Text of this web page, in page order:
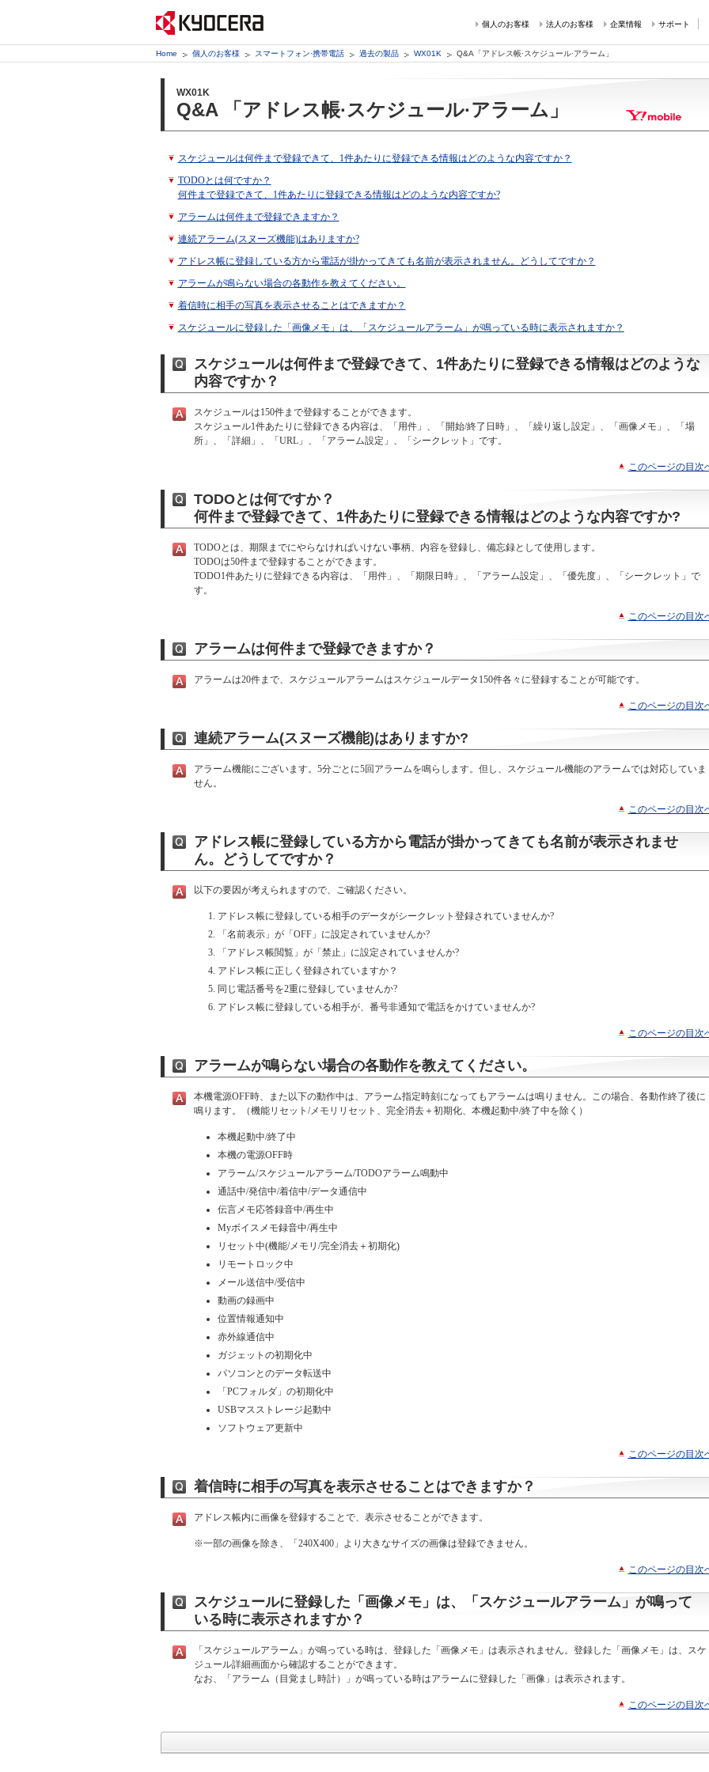
個人のお客様 法人のお客様 企業情報 サポート
Home 個人のお客様 スマートフォン·携帯電話 過去の製品 WX01K Q&A「アドレス帳·スケジュール·アラーム」
WX01K
Q&A 「アドレス帳·スケジュール·アラーム」
スケジュールは何件まで登録できて、1件あたりに登録できる情報はどのような内容ですか？
TODOとは何ですか？
何件まで登録できて、1件あたりに登録できる情報はどのような内容ですか?
アラームは何件まで登録できますか？
連続アラーム(スヌーズ機能)はありますか?
アドレス帳に登録している方から電話が掛かってきても名前が表示されません。どうしてですか？
アラームが鳴らない場合の各動作を教えてください。
着信時に相手の写真を表示させることはできますか？
スケジュールに登録した「画像メモ」は、「スケジュールアラーム」が鳴っている時に表示されますか？
スケジュールは何件まで登録できて、1件あたりに登録できる情報はどのような
内容ですか？
スケジュールは150件まで登録することができます。
スケジュール1件あたりに登録できる内容は、「用件」、「開始/終了日時」、「繰り返し設定」、「画像メモ」、「場
所」、「詳細」、「URL」、「アラーム設定」、「シークレット」です。
このページの目次
TODOとは何ですか？
何件まで登録できて、1件あたりに登録できる情報はどのような内容ですか?
TODOとは、期限までにやらなければいけない事柄、内容を登録し、備忘録として使用します。
TODOは50件まで登録することができます。
TODO1件あたりに登録できる内容は、「用件」、「期限日時」、「アラーム設定」、「優先度」、「シークレット」で
す。
このページの目次
アラームは何件まで登録できますか？
アラームは20件まで、スケジュールアラームはスケジュールデータ150件各々に登録することが可能です。
このページの目次
連続アラーム(スヌーズ機能)はありますか?
アラーム機能にございます。5分ごとに5回アラームを鳴らします。但し、スケジュール機能のアラームでは対応していま
せん。
このページの目次
アドレス帳に登録している方から電話が掛かってきても名前が表示されませ
ん。どうしてですか？
以下の要因が考えられますので、ご確認ください。
アドレス帳に登録している相手のデータがシークレット登録されていませんか?
「名前表示」が「OFF」に設定されていませんか?
「アドレス帳閲覧」が「禁止」に設定されていませんか?
アドレス帳に正しく登録されていますか？
同じ電話番号を2重に登録していませんか?
アドレス帳に登録している相手が、番号非通知で電話をかけていませんか?
このページの目次
アラームが鳴らない場合の各動作を教えてください。
本機電源OFF時、また以下の動作中は、アラーム指定時刻になってもアラームは鳴りません。この場合、各動作終了後に
鳴ります。（機能リセット/メモリリセット、完全消去＋初期化、本機起動中/終了中を除く）
本機起動中/終了中
本機の電源OFF時
アラーム/スケジュールアラーム/TODOアラーム鳴動中
通話中/発信中/着信中/データ通信中
伝言メモ応答録音中/再生中
Myボイスメモ録音中/再生中
リセット中(機能/メモリ/完全消去＋初期化)
リモートロック中
メール送信中/受信中
動画の録画中
位置情報通知中
赤外線通信中
ガジェットの初期化中
パソコンとのデータ転送中
「PCフォルダ」の初期化中
USBマスストレージ起動中
ソフトウェア更新中
このページの目次
着信時に相手の写真を表示させることはできますか？
アドレス帳内に画像を登録することで、表示させることができます。
※一部の画像を除き、「240X400」より大きなサイズの画像は登録できません。
このページの目次
スケジュールに登録した「画像メモ」は、「スケジュールアラーム」が鳴って
いる時に表示されますか？
「スケジュールアラーム」が鳴っている時は、登録した「画像メモ」は表示されません。登録した「画像メモ」は、スケ
ジュール詳細画面から確認することができます。
なお、「アラーム（目覚まし時計）」が鳴っている時はアラームに登録した「画像」は表示されます。
このページの目次